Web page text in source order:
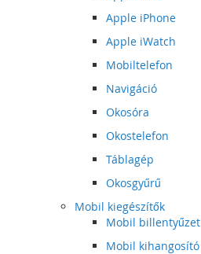
Apple iPhone
Apple iWatch
Mobiltelefon
Navigáció
Okosóra
Okostelefon
Táblagép
Okosgyűrű
Mobil kiegészítők
Mobil billentyűzet
Mobil kihangosító